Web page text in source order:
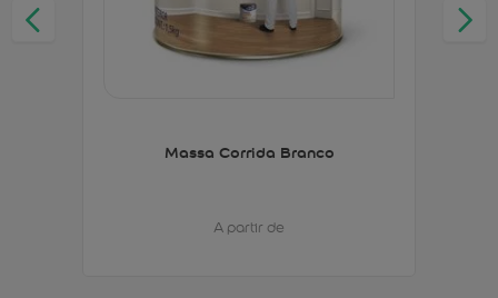
Massa Corrida Branco
A partir de